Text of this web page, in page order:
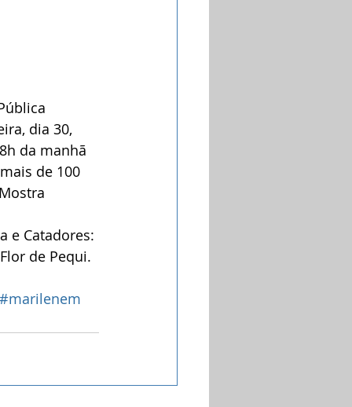
dia 30,
da manhã
de 100
e Catadores:
de Pequi.